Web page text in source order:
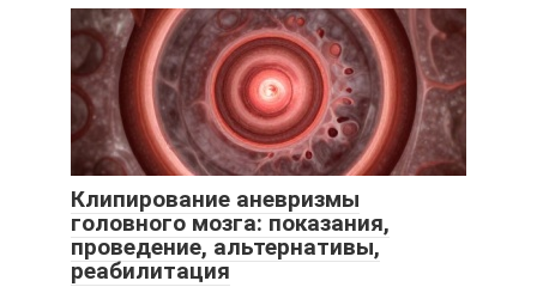
Клипирование аневризмы
головного мозга: показания,
проведение, альтернативы,
реабилитация